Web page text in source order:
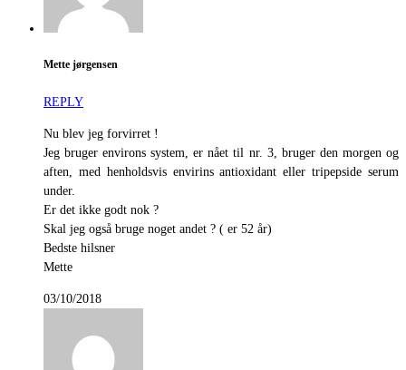
Mette jørgensen
REPLY
Nu blev jeg forvirret !
Jeg bruger environs system, er nået til nr. 3, bruger den morgen og
aften, med henholdsvis envirins antioxidant eller tripepside serum
under.
Er det ikke godt nok ?
Skal jeg også bruge noget andet ? ( er 52 år)
Bedste hilsner
Mette
03/10/2018